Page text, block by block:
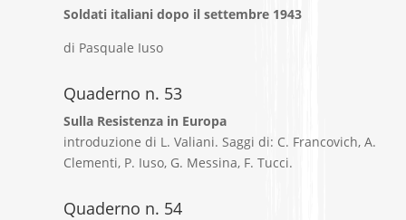
Soldati italiani dopo il settembre 1943
di Pasquale Iuso
Quaderno n. 53
Sulla Resistenza in Europa
introduzione di L. Valiani. Saggi di: C. Francovich, A.
Clementi, P. Iuso, G. Messina, F. Tucci.
Quaderno n. 54